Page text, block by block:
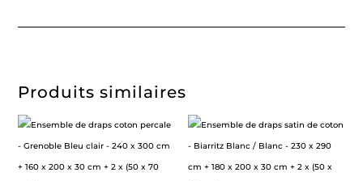
Produits similaires